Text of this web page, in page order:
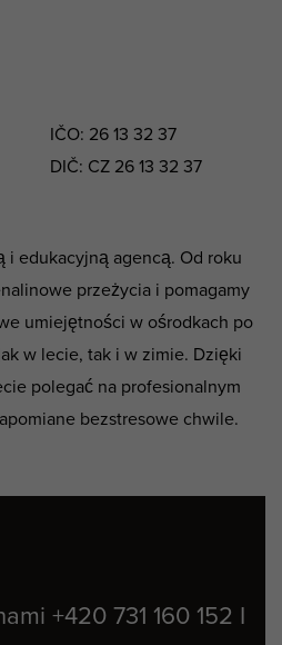
IČO: 26 13 32 37
DIČ: CZ 26 13 32 37
i edukacyjną agencą. Od roku
przeżycia i pomagamy
umiejętności w ośrodkach po
w lecie, tak i w zimie. Dzięki
polegać na profesionalnym
bezstresowe chwile.
+420 731 160 152 I